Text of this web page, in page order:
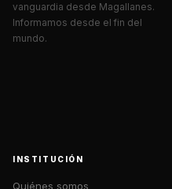
vanguardia desde Magallanes.
Informamos desde el fin del
mundo.
INSTITUCIÓN
Quiénes somos